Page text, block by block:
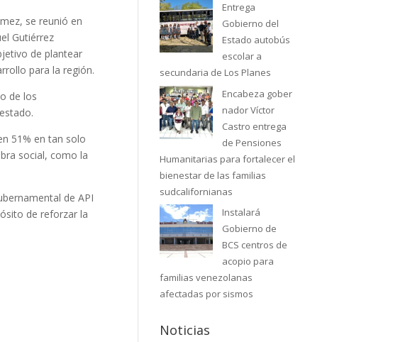
se reunió en
Gutiérrez
de plantear
para la región.
de los
51% en tan solo
social, como la
de API
de reforzar la
Entrega
Gobierno del
Estado autobús
escolar a
secundaria de Los Planes
Encabeza gober
nador Víctor
Castro entrega
de Pensiones
Humanitarias para fortalecer el
bienestar de las familias
sudcalifornianas
Instalará
Gobierno de
BCS centros de
acopio para
familias venezolanas
afectadas por sismos
Noticias